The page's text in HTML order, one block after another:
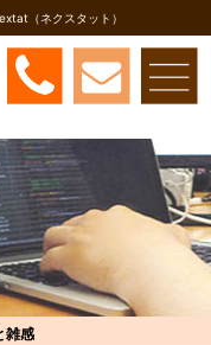
（ネクスタット）
雑感